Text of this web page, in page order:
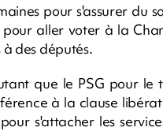
pour s'assurer du
pour aller voter à la
des députés.
que le PSG pour le
à la clause
s'attacher les